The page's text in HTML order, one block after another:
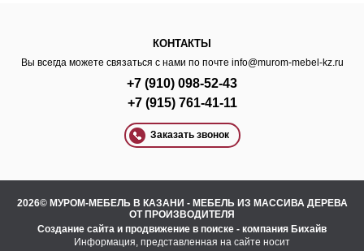
КОНТАКТЫ
Вы всегда можете связаться с нами по почте info@murom-mebel-kz.ru
+7 (910) 098-52-43
+7 (915) 761-41-11
Заказать звонок
2026© МУРОМ-МЕБЕЛЬ В КАЗАНИ - МЕБЕЛЬ ИЗ МАССИВА ДЕРЕВА
ОТ ПРОИЗВОДИТЕЛЯ
Создание сайта и продвижение в поиске - компания Бихайв
Информация, представленная на сайте носит